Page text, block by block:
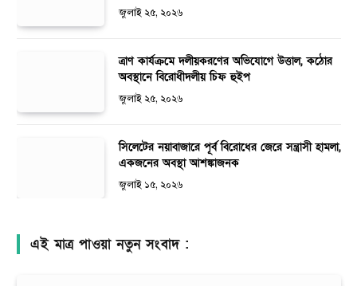
জুলাই ২৫, ২০২৬
ত্রাণ কার্যক্রমে দলীয়করণের অভিযোগে উত্তাল, কঠোর
অবস্থানে বিরোধীদলীয় চিফ হুইপ
জুলাই ২৫, ২০২৬
সিলেটের নয়াবাজারে পূর্ব বিরোধের জেরে সন্ত্রাসী হামলা,
একজনের অবস্থা আশঙ্কাজনক
জুলাই ১৫, ২০২৬
এই মাত্র পাওয়া নতুন সংবাদ :